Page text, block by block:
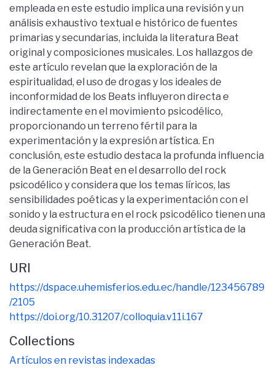
empleada en este estudio implica una revisión y un
análisis exhaustivo textual e histórico de fuentes
primarias y secundarias, incluida la literatura Beat
original y composiciones musicales. Los hallazgos de
este artículo revelan que la exploración de la
espiritualidad, el uso de drogas y los ideales de
inconformidad de los Beats influyeron directa e
indirectamente en el movimiento psicodélico,
proporcionando un terreno fértil para la
experimentación y la expresión artística. En
conclusión, este estudio destaca la profunda influencia
de la Generación Beat en el desarrollo del rock
psicodélico y considera que los temas líricos, las
sensibilidades poéticas y la experimentación con el
sonido y la estructura en el rock psicodélico tienen una
deuda significativa con la producción artística de la
Generación Beat.
URI
https://dspace.uhemisferios.edu.ec/handle/123456789
/2105
https://doi.org/10.31207/colloquia.v11i.167
Collections
Artículos en revistas indexadas